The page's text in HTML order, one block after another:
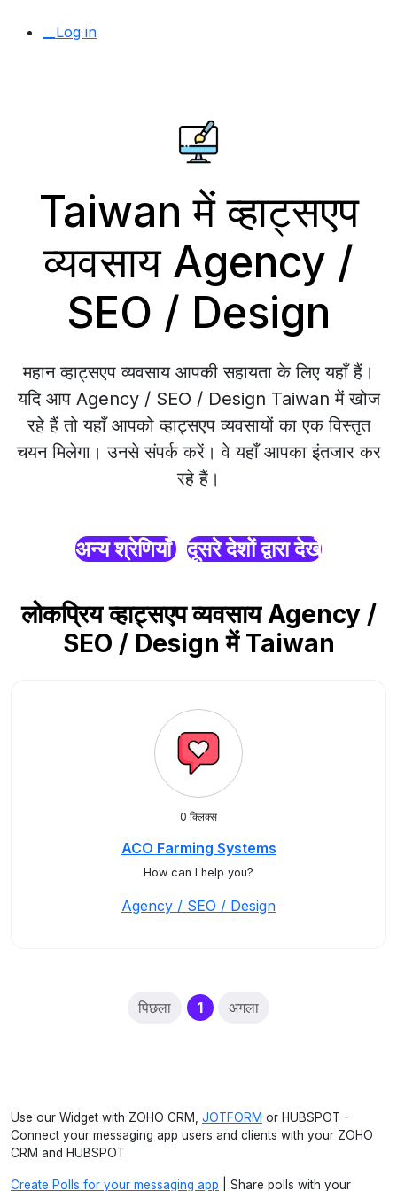
__Log in
Taiwan में व्हाट्सएप
व्यवसाय Agency /
SEO / Design
महान व्हाट्सएप व्यवसाय आपकी सहायता के लिए यहाँ हैं।
यदि आप Agency / SEO / Design Taiwan में खोज
रहे हैं तो यहाँ आपको व्हाट्सएप व्यवसायों का एक विस्तृत
चयन मिलेगा। उनसे संपर्क करें। वे यहाँ आपका इंतजार कर
रहे हैं।
अन्य श्रेणियाँ दूसरे देशों द्वारा देखें
लोकप्रिय व्हाट्सएप व्यवसाय Agency /
SEO / Design में Taiwan
0 क्लिक्स
ACO Farming Systems
How can I help you?
Agency / SEO / Design
पिछला 1(current)
अगला
Use our Widget with ZOHO CRM, JOTFORM or HUBSPOT -
Connect your messaging app users and clients with your ZOHO
CRM and HUBSPOT
Create Polls for your messaging app | Share polls with your